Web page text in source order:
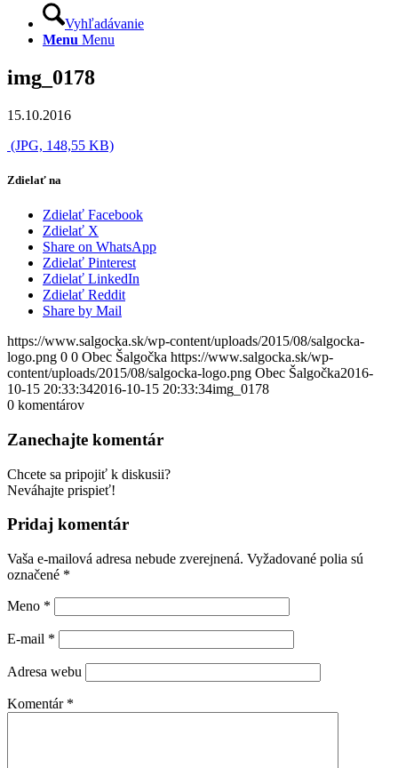
Vyhľadávanie
Menu Menu
img_0178
15.10.2016
(JPG, 148,55 KB)
Zdielať na
Zdielať Facebook
Zdielať X
Share on WhatsApp
Zdielať Pinterest
Zdielať LinkedIn
Zdielať Reddit
Share by Mail
https://www.salgocka.sk/wp-content/uploads/2015/08/salgocka-
logo.png 0 0 Obec Šalgočka https://www.salgocka.sk/wp-
content/uploads/2015/08/salgocka-logo.png Obec Šalgočka2016-
10-15 20:33:342016-10-15 20:33:34img_0178
0 komentárov
Zanechajte komentár
Chcete sa pripojiť k diskusii?
Neváhajte prispieť!
Pridaj komentár
Vaša e-mailová adresa nebude zverejnená. Vyžadované polia sú
označené *
Meno *
E-mail *
Adresa webu
Komentár *